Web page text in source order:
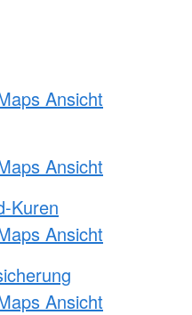
Ansicht
Ansicht
Kuren
Ansicht
Ansicht